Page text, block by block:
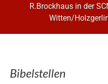
R.Brockhaus in der
Witten/
Bibelstellen